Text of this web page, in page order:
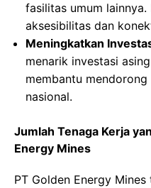
fasilitas umum
aksesibilitas dan
Meningkatkan
menarik investasi
membantu
nasional.
Jumlah Tenaga Kerja
Energy Mines
PT Golden Energy